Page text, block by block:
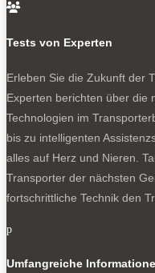

Tests von Experten
Erleben Sie die Zukunft der
Experten berichten über die
Technologien im
bis zu intelligenten
alles auf Herz und Nieren.
Transporter der nächsten
fortschrittliche Technik den
p
Umfangreiche